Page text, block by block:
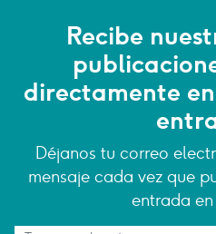
Recibe
directamente
Déjanos tu correo
mensaje cada vez que
entrada en